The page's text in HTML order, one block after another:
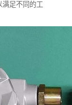
满足不同的工